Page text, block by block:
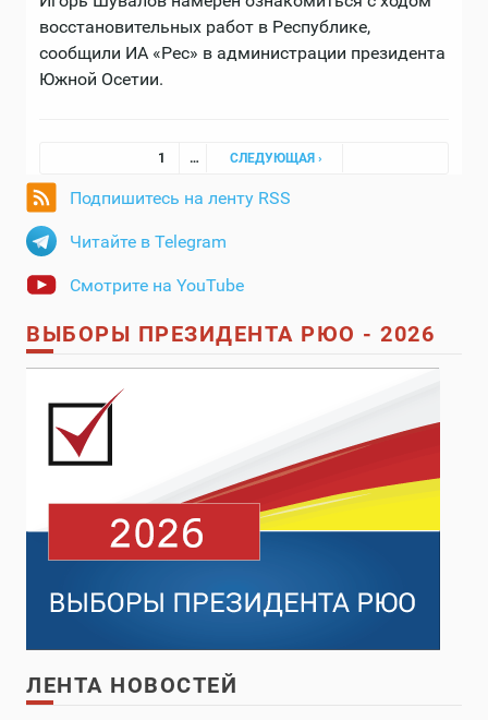
восстановительных работ в Республике,
сообщили ИА «Рес» в администрации президента
Южной Осетии.
Страницы
1 … СЛЕДУЮЩАЯ ›
Подпишитесь на ленту RSS
Читайте в Telegram
Смотрите на YouTube
ВЫБОРЫ ПРЕЗИДЕНТА РЮО - 2026
ЛЕНТА НОВОСТЕЙ